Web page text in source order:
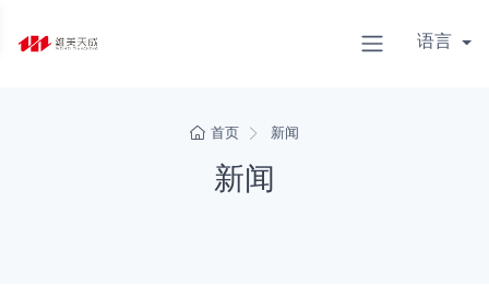
语言
首页 新闻
新闻